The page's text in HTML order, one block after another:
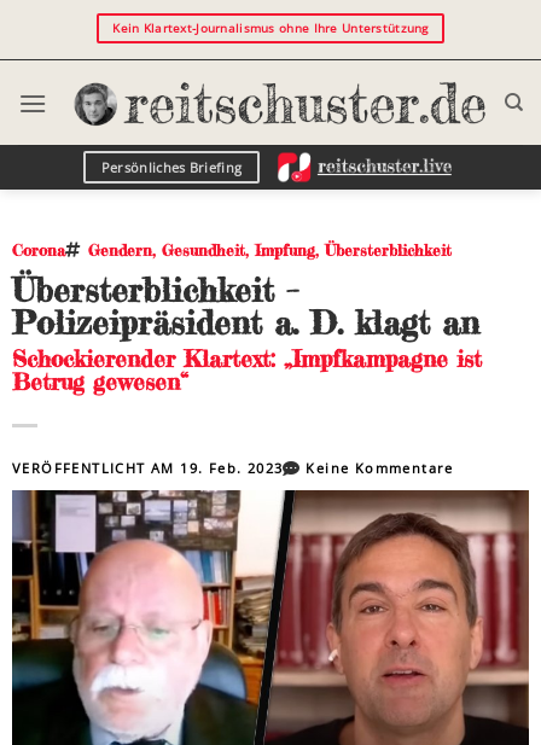
Kein Klartext-Journalismus ohne Ihre Unterstützung
Persönliches Briefing
Corona Gendern, Gesundheit,Impfung,Übersterblichkeit
Übersterblichkeit –
Polizeipräsident a. D. klagt an
Schockierender Klartext: „Impfkampagne ist
Betrug gewesen“
VERÖFFENTLICHT AM 19. Feb. 2023 Keine Kommentare